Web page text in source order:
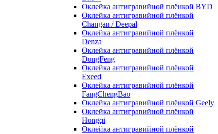
Оклейка антигравийной плёнкой BYD
Оклейка антигравийной плёнкой
Changan / Deepal
Оклейка антигравийной плёнкой
Denza
Оклейка антигравийной плёнкой
DongFeng
Оклейка антигравийной плёнкой
Exeed
Оклейка антигравийной плёнкой
FangChengBao
Оклейка антигравийной плёнкой Geely
Оклейка антигравийной плёнкой
Hongqi
Оклейка антигравийной плёнкой